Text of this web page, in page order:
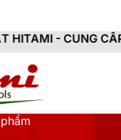
SẢN PHẨM